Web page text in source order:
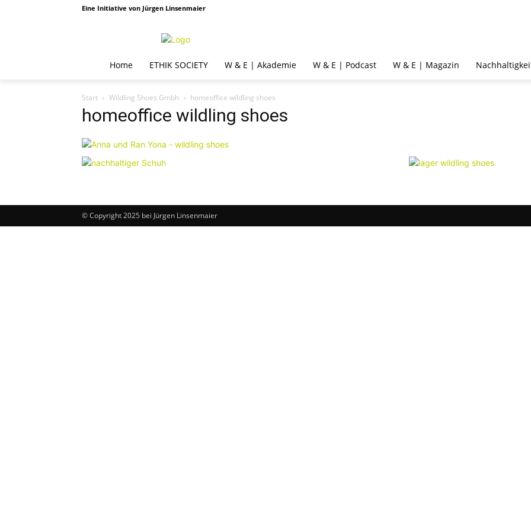
Eine Initiative von Jürgen Linsenmaier
Home ETHIK SOCIETY W & E | Akademie W & E | Podcast W & E | Magazin
Start Wildling Shoes Gmbh homeoffice wildling shoes
homeoffice wildling shoes
© Copyright 2025 bei Jürgen Linsenmaier